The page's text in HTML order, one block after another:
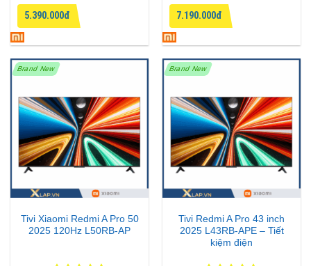
Được xếp
hạng4.8
sao
5.390.000đ
Được xếp
hạng5
sao
7.190.000đ
Brand New
Tivi Xiaomi Redmi A Pro 50
2025 120Hz L50RB-AP
Brand New
Tivi Redmi A Pro 43 inch
2025 L43RB-APE – Tiết
kiệm điện